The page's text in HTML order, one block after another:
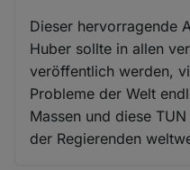
Dieser hervorragende
Huber sollte in allen
veröffentlich werden,
Probleme der Welt
Massen und diese
der Regierenden